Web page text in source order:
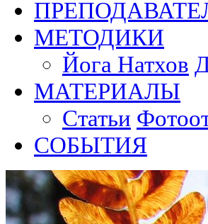
МЕТОДИКИ
Йога Натхов
МАТЕРИАЛЫ
Статьи
СОБЫТИЯ